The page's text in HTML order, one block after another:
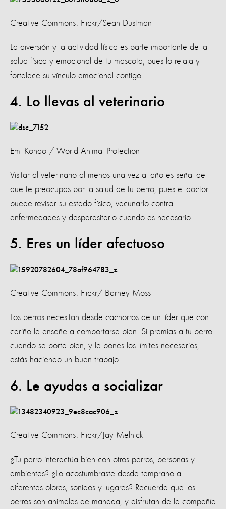
Creative Commons: Flickr/Sean Dustman
La diversión y la actividad física es parte importante de la
salud física y emocional de tu mascota, pues lo relaja y
fortalece su vínculo emocional contigo.
4. Lo llevas al veterinario
Emi Kondo / World Animal Protection
Visitar al veterinario al menos una vez al año es señal de
que te preocupas por la salud de tu perro, pues el doctor
puede revisar su estado físico, vacunarlo contra
enfermedades y desparasitarlo cuando es necesario.
5. Eres un líder afectuoso
Creative Commons: Flickr/ Barney Moss
Los perros necesitan desde cachorros de un líder que con
cariño le enseñe a comportarse bien. Si premias a tu perro
cuando se porta bien, y le pones los límites necesarios,
estás haciendo un buen trabajo.
6. Le ayudas a socializar
Creative Commons: Flickr/Jay Melnick
¿Tu perro interactúa bien con otros perros, personas y
ambientes? ¿Lo acostumbraste desde temprano a
diferentes olores, sonidos y lugares? Recuerda que los
perros son animales de manada, y disfrutan de la compañía